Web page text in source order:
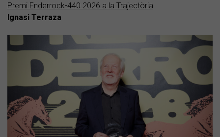
Premi Enderrock-440 2026 a la Trajectòria
Ignasi Terraza